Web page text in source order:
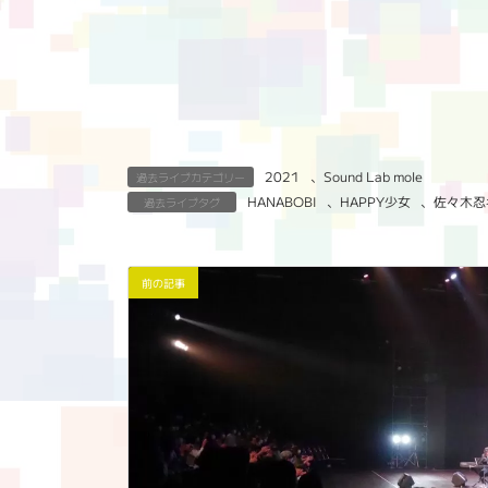
過去ライブカテゴリー 2021 、 Sound Lab mole
過去ライブタグ HANABOBI 、 HAPPY少女 、佐々木
前の記事